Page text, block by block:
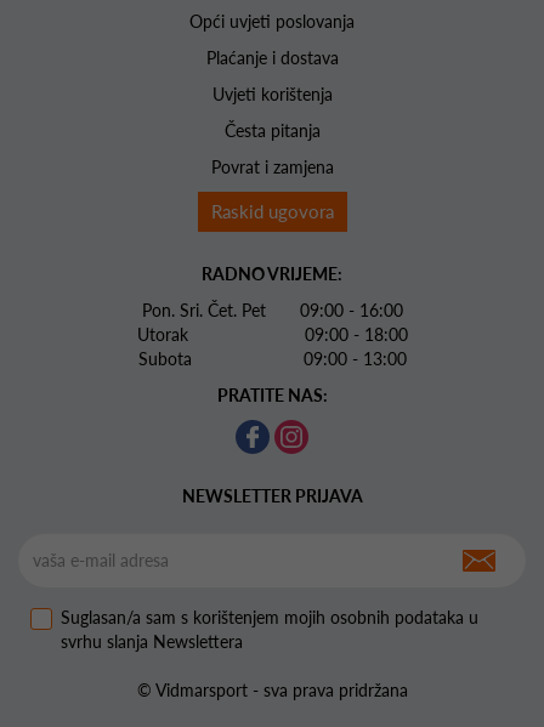
Opći uvjeti poslovanja
Plaćanje i dostava
Uvjeti korištenja
Česta pitanja
Povrat i zamjena
Raskid ugovora
RADNO VRIJEME:
Pon. Sri. Čet. Pet 09:00 - 16:00
Utorak 09:00 - 18:00
Subota 09:00 - 13:00
PRATITE NAS:
NEWSLETTER PRIJAVA
Suglasan/a sam s korištenjem mojih osobnih podataka u
svrhu slanja Newslettera
© Vidmarsport - sva prava pridržana